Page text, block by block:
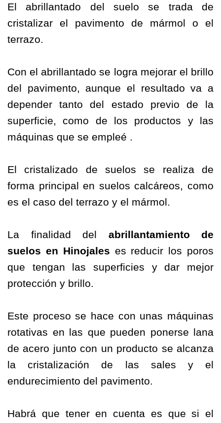
El abrillantado del suelo se trada de
cristalizar el pavimento de mármol o el
terrazo.
Con el abrillantado se logra mejorar el brillo
del pavimento, aunque el resultado va a
depender tanto del estado previo de la
superficie, como de los productos y las
máquinas que se empleé .
El cristalizado de suelos se realiza de
forma principal en suelos calcáreos, como
es el caso del terrazo y el mármol.
La finalidad del abrillantamiento
de
suelos en Hinojales es reducir los poros
que tengan las superficies y dar mejor
protección y brillo.
Este proceso se hace con unas máquinas
rotativas en las que pueden ponerse lana
de acero junto con un producto se alcanza
la cristalización de las sales y el
endurecimiento del pavimento.
Habrá que tener en cuenta es que si el